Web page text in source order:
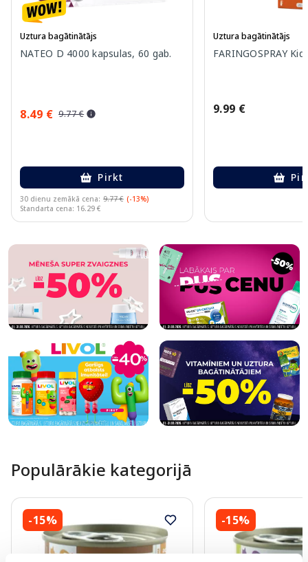
Uztura bagātinātājs
NATEO D 4000 kapsulas, 60 gab.
8.49 € 9.77 €
Pirkt
30 dienu zemākā cena: 9.77 € (-13%)
Standarta cena: 16.29 €
Uztura bagātinātājs
FARINGOSPRAY
9.99 €
Populārākie kategorijā
-15% -15%